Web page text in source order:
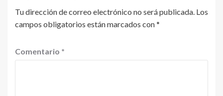
Tu dirección de correo electrónico no será publicada. Los
campos obligatorios están marcados con*
Comentario *